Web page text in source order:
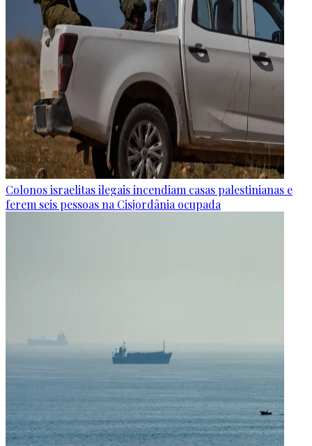
Colonos israelitas ilegais incendiam casas palestinianas e
ferem seis pessoas na Cisjordânia ocupada